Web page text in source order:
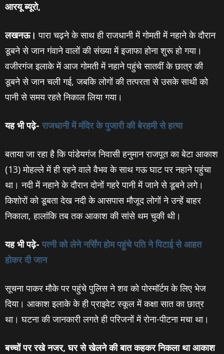
आरयू ब्‍यूरो,
लखनऊ। पारा चढ़ने के साथ ही राजधानी में गोमती में नहाने के दौरान
डूबने से जान गंवाने वालों की संख्‍या में इजाफा होना शुरू हो गया।
वजीरगंज इलाके में आज गोमती में नहाने पहुंचे सातवीं के छात्र की
डूबने से जान चली गई, जबकि लोगों की तत्‍परता से उसके साथी को
पानी से समय रहते निकाल लिया गया।
यह भी पढ़े- राजधानी में मंदिर के पुजारी की बेरहमी से हत्‍या
बताया जा रहा है कि पांडेयगंज निवासी हनुमान राजपूत का बेटा आकाश
(13) मोहल्‍ले में ही रहने वाले वैभव के साथ गऊ घाट पर नहाने पहुंचा
था। नदी में नहाने के दौरान दोनों गहरे पानी में जाने से डूबने लगे।
किशोरों को डूबता देख नदी के आसपास मौजूद लोगों ने उन्‍हें बाहर
निकाला, हालांकि तब तक आकाश की सांसे थम चुकी थी।
यह भी पढ़े- पत्‍नी को लेने नर्सिंग होम पहुंचे पति ने पिटाई से आहत
होकर दी जान
सूचना पाकर मौके पर पहुंचे पुलिस ने शव को पोस्‍मॉर्टम के लिए भेज
दिया। आकाश इलाके के ही प्राइवेट स्‍कूल में कक्षा सात का छात्र
था। घटना की जानकारी लगते ही परिजनों में रोना-पीटना मचा था।
बच्‍चों पर रखे नजर, घर से खेलने की बात कहकर निकला था आकाश